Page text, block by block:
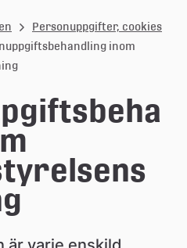
Personuppgifter, cookies
inom